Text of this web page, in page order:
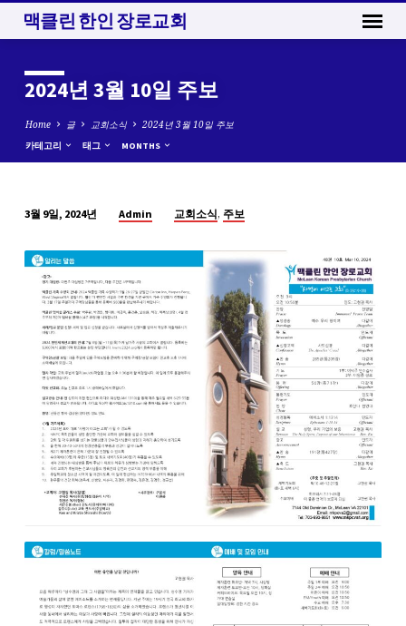
맥클린 한인 장로교회
2024년 3월 10일 주보
Home 글 교회소식 2024년 3월 10일 주보
카테고리 태그 MONTHS
년
월
10
일
주
보
3월 9일, 2024년 Admin 교회소식, 주보